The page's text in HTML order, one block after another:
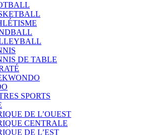
DE TABLE
SPORTS
DE L’OUEST
CENTRALE
DE L’EST